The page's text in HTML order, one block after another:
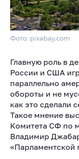
Фото: pixabay.com
Главную роль в
России и США
параллельно
обороты и не
как это сделали
Такое мнение
Комитета СФ по
Владимир
«Парламентской